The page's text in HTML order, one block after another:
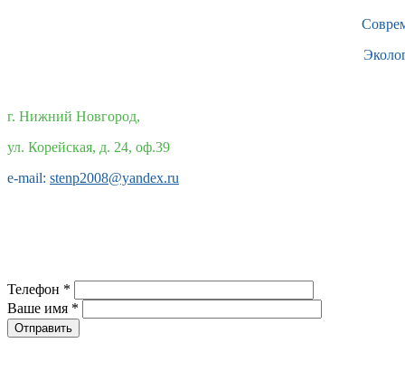
г. Нижний Новгород,
ул. Корейская, д. 24, оф.39
e-mail: stenp2008@yandex.ru
Телефон *
Ваше имя *